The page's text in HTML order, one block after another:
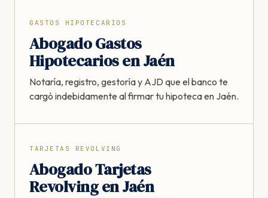
GASTOS HIPOTECARIOS
Abogado Gastos
Hipotecarios en Jaén
Notaría, registro, gestoría y AJD que el banco te
cargó indebidamente al firmar tu hipoteca en Jaén.
TARJETAS REVOLVING
Abogado Tarjetas
Revolving en Jaén